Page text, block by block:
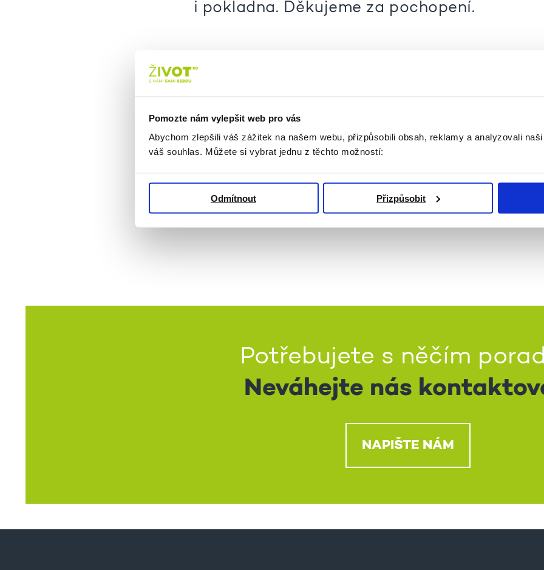
Pomozte nám vylepšit web pro vás
Abychom zlepšili váš zážitek na našem webu, přizpůsobili obsah, reklamy a analyzovali
váš souhlas. Můžete si vybrat jednu z těchto možností:
Odmítnout Přizpůsobit
i pokladna. Děkujeme za pochopení.
ZPĚT NA VÝPIS
Potřebujete s něčím
Neváhejte nás
NAPIŠTE NÁM